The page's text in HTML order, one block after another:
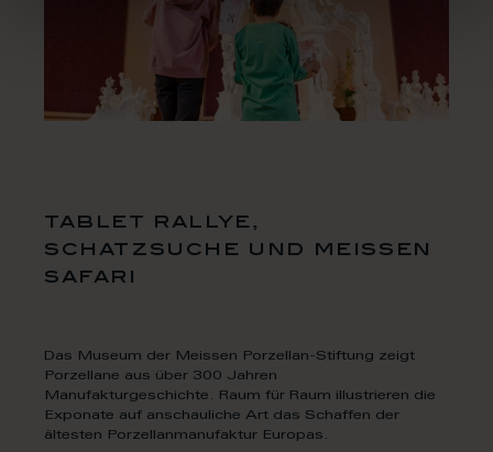
tablet rallye,
schatzsuche und meissen
safari
Das Museum der Meissen Porzellan-Stiftung zeigt
Porzellane aus über 300 Jahren
Manufakturgeschichte. Raum für Raum illustrieren die
Exponate auf anschauliche Art das Schaffen der
ältesten Porzellanmanufaktur Europas.